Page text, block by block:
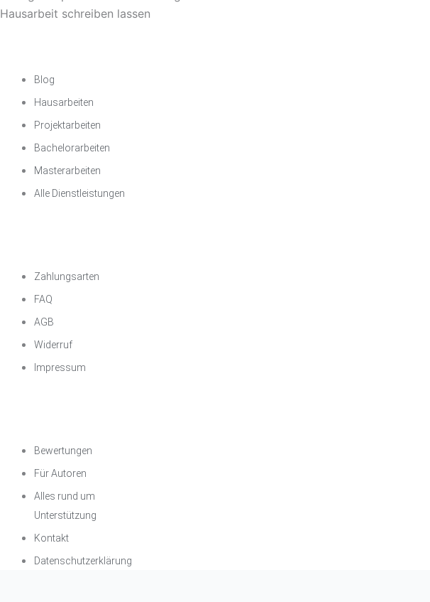
Blog
Hausarbeiten
Projektarbeiten
Bachelorarbeiten
Masterarbeiten
Alle Dienstleistungen
Zahlungsarten
FAQ
AGB
Widerruf
Impressum
Bewertungen
Für Autoren
Alles rund um
Unterstützung
Kontakt
Datenschutzerklärung